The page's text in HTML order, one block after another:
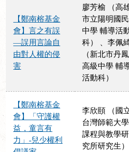
【鄭南榕基金
會】言之有誤
—誤用言論自
由對人權的侵
害
廖芳榆 （高
市立陽明國民
中學 輔導活
科） 、李佩
（新北市丹鳳
高級中學 輔
活動科）
【鄭南榕基金
會】「守護權
益，童言有
力」-兒少權利
李欣頤 （國
台灣師範大學
課程與教學研
究所研究生）